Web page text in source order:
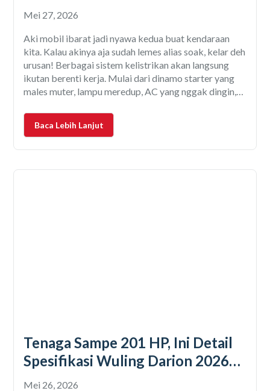
Mei 27, 2026
Aki mobil ibarat jadi nyawa kedua buat kendaraan
kita. Kalau akinya aja sudah lemes alias soak, kelar deh
urusan! Berbagai sistem kelistrikan akan langsung
ikutan berenti kerja. Mulai dari dinamo starter yang
males muter, lampu meredup, AC yang nggak dingin,
elektronik yang mulai sensitif langsung pada error.
Pokoknya semuanya butuh
Baca Lebih Lanjut
Tenaga Sampe 201 HP, Ini Detail
Spesifikasi Wuling Darion 2026
Terbaru
Mei 26, 2026